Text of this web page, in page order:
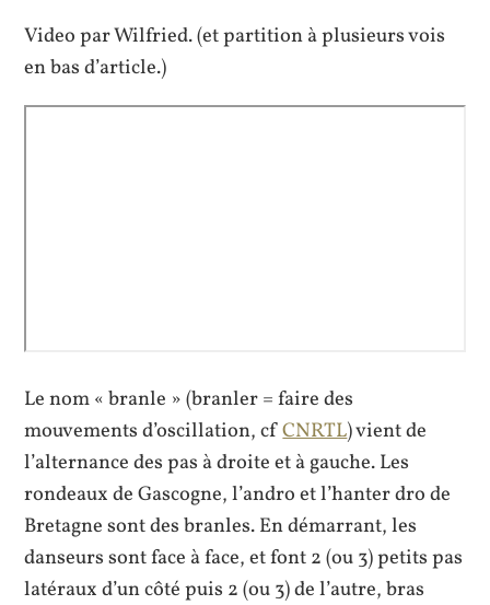
Video par Wilfried. (et partition à plusieurs vois
en bas d’article.)
Le nom « branle » (branler = faire des
mouvements d’oscillation, cfCNRTL) vient de
l’alternance des pas à droite et à gauche. Les
rondeaux de Gascogne, l’andro et l’hanter dro de
Bretagne sont des branles. En démarrant, les
danseurs sont face à face, et font 2 (ou 3) petits pas
latéraux d’un côté puis 2 (ou 3) de l’autre, bras